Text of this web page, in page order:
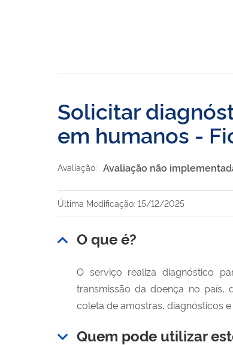
Solicitar
em humanos -
Avaliação: Avaliação não
Última Modificação: 15/12/2025
O que é?
O serviço realiza diagnóstico
transmissão da doença no país,
coleta de amostras, diagnósticos
Quem pode utilizar